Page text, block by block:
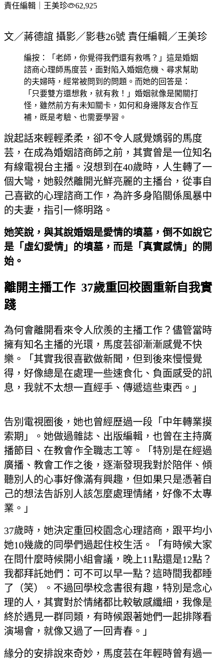
責任編輯｜王美珍 62,925
文／蔣德誼 攝影／影巷26號 責任編輯／王美珍
編按：「老師，你覺得我們還有救嗎？」這是婚姻
諮商心理師馬度芸，面對陷入婚姻危機、尋求幫助
的夫婦時，經常被問到的問題。而她的回答是：
「只要雙方還想救，就有救！」婚姻就像是闖關打
怪，雖然前方有未知關卡，如何和身邊隊友合作互
補，既是考驗、也需要學習。
說起話來輕輕柔柔，卻不令人感覺嬌弱的馬度
芸，在成為婚姻諮商師之前，其實曾是一位知名
有線電視台主播。沒想到在40歲時，人生轉了一
個大彎，她毅然離開光鮮亮麗的主播台，從事自
己喜歡的心理諮商工作，為許多身陷關係風暴中
的夫妻，指引一條明路。
她笑說，與其說婚姻是愛情的墳墓，倒不如說它
是「虛幻愛情」的墳墓，而是「真實感情」的開
始。
離開主播工作 37歲重回校園重新自我實
踐
為何會離開看來令人欣羨的主播工作？儘管當時
擁有知名主播的光環，馬度芸卻漸漸感覺不快
樂。「其實我很喜歡做新聞，但到後來慢慢覺
得，好像總是在處理一些速食化、負面感受的訊
息，我就不太想一直經手、傳遞這些東西。」
告別電視圈後，她也曾經歷過一段「中年轉業摸
索期」。她做過雜誌、出版編輯，也曾在主持廣
播節目、在教會作全職志工等。「特別是在經過
廣播、教會工作之後，逐漸發現我對於陪伴、傾
聽別人的心事好像滿有興趣，但如果只是憑著自
己的想法告訴別人該怎麼處理情緒，好像不太專
業。」
37歲時，她決定重回校園念心理諮商，跟平均小
她10幾歲的同學們過起住校生活。「有時候大家
在問什麼時候開小組會議，晚上11點還是12點？
我都拜託她們：可不可以早一點？這時間我都睡
了（笑）。不過回學校念書很有趣，特別是念心
理的人，其實對於情緒都比較敏感纖細，我像是
終於遇見一群同類，有時候跟著她們一起排隊看
演場會，就像又過了一回青春。」
緣分的安排說來奇妙，馬度芸在年輕時曾有過一